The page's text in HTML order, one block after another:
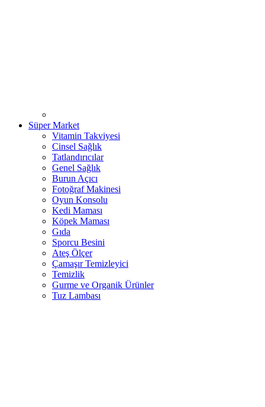
Süper Market
Vitamin Takviyesi
Cinsel Sağlık
Tatlandırıcılar
Genel Sağlık
Burun Açıcı
Fotoğraf Makinesi
Oyun Konsolu
Kedi Maması
Köpek Maması
Gıda
Sporcu Besini
Ateş Ölçer
Çamaşır Temizleyici
Temizlik
Gurme ve Organik Ürünler
Tuz Lambası